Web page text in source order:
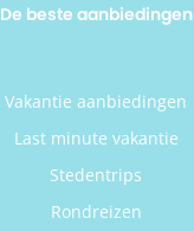
De beste aanbiedingen
Vakantie aanbiedingen
Last minute vakantie
Stedentrips
Rondreizen